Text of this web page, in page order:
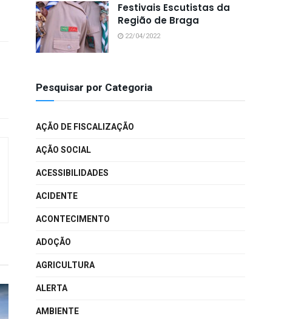
Festivais Escutistas da
Região de Braga
22/04/2022
Pesquisar por Categoria
AÇÃO DE FISCALIZAÇÃO
AÇÃO SOCIAL
ACESSIBILIDADES
ACIDENTE
ACONTECIMENTO
ADOÇÃO
AGRICULTURA
ALERTA
AMBIENTE